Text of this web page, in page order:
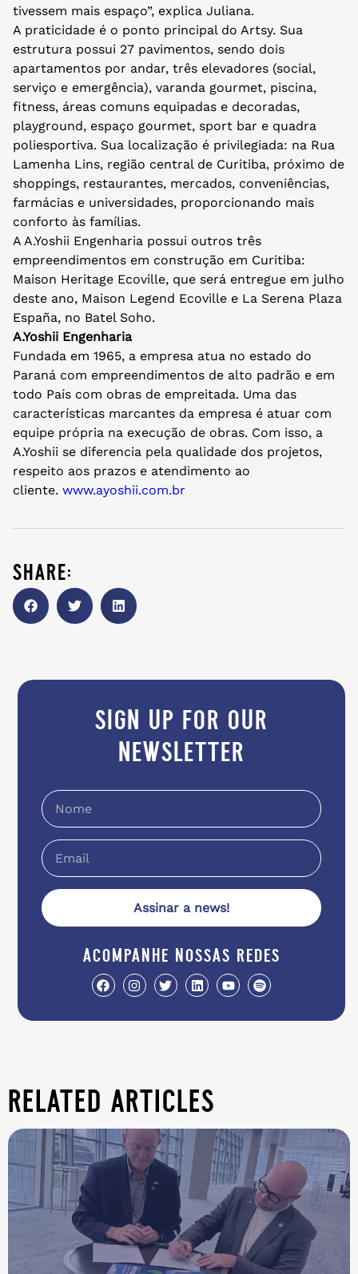
tivessem mais espaço”, explica Juliana.
A praticidade é o ponto principal do Artsy. Sua
estrutura possui 27 pavimentos, sendo dois
apartamentos por andar, três elevadores (social,
serviço e emergência), varanda gourmet, piscina,
fitness, áreas comuns equipadas e decoradas,
playground, espaço gourmet, sport bar e quadra
poliesportiva. Sua localização é privilegiada: na Rua
Lamenha Lins, região central de Curitiba, próximo de
shoppings, restaurantes, mercados, conveniências,
farmácias e universidades, proporcionando mais
conforto às famílias.
A A.Yoshii Engenharia possui outros três
empreendimentos em construção em Curitiba:
Maison Heritage Ecoville, que será entregue em julho
deste ano, Maison Legend Ecoville e La Serena Plaza
España, no Batel Soho.
A.Yoshii Engenharia
Fundada em 1965, a empresa atua no estado do
Paraná com empreendimentos de alto padrão e em
todo País com obras de empreitada. Uma das
características marcantes da empresa é atuar com
equipe própria na execução de obras. Com isso, a
A.Yoshii se diferencia pela qualidade dos projetos,
respeito aos prazos e atendimento ao
cliente. www.ayoshii.com.br
share:
sign up for our
newsletter
Assinar a news!
acompanhe nossas redes
related articles